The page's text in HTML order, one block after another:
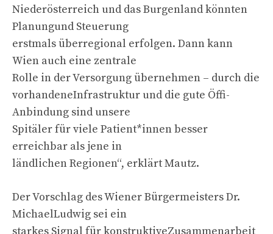
Niederösterreich und das Burgenland könnten
Planungund Steuerung
erstmals überregional erfolgen. Dann kann
Wien auch eine zentrale
Rolle in der Versorgung übernehmen – durch die
vorhandeneInfrastruktur und die gute Öffi-
Anbindung sind unsere
Spitäler für viele Patient*innen besser
erreichbar als jene in
ländlichen Regionen“, erklärt Mautz.
Der Vorschlag des Wiener Bürgermeisters Dr.
MichaelLudwig sei ein
starkes Signal für konstruktiveZusammenarbeit